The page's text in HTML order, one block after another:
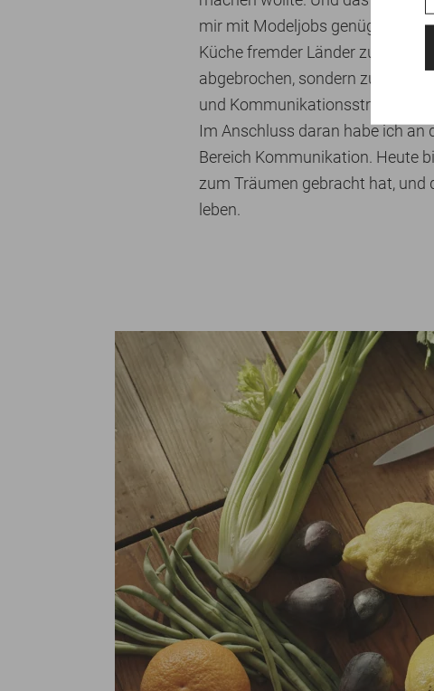
mir mit Modeljobs genügend
Küche fremder Länder zu
abgebrochen, sondern
und Kommunikationsstrategie
Im Anschluss daran habe ich an
Bereich Kommunikation. Heute
zum Träumen gebracht hat, und
leben.